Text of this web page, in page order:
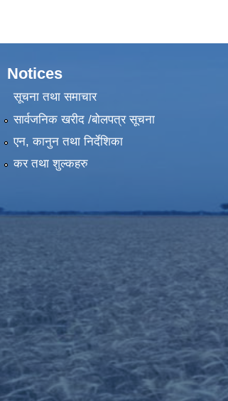
Notices
सूचना तथा समाचार
सार्वजनिक खरीद /बोलपत्र सूचना
एन, कानुन तथा निर्देशिका
कर तथा शुल्कहरु